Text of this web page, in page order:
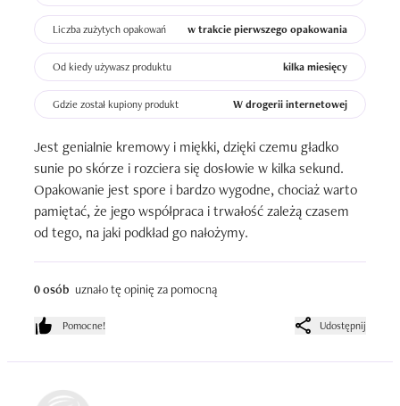
Liczba zużytych opakowań w trakcie pierwszego opakowania
Od kiedy używasz produktu kilka miesięcy
Gdzie został kupiony produkt W drogerii internetowej
Jest genialnie kremowy i miękki, dzięki czemu gładko
sunie po skórze i rozciera się dosłowie w kilka sekund.
Opakowanie jest spore i bardzo wygodne, chociaż warto
pamiętać, że jego współpraca i trwałość zależą czasem
od tego, na jaki podkład go nałożymy.
0 osób uznało tę opinię za pomocną
Pomocne! Udostępnij